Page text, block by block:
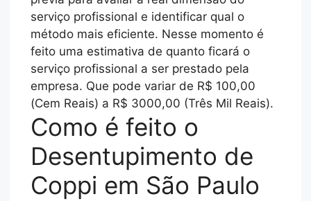
serviço profissional e identificar qual o
método mais eficiente. Nesse momento é
feito uma estimativa de quanto ficará o
serviço profissional a ser prestado pela
empresa. Que pode variar de R$ 100,00
(Cem Reais) a R$ 3000,00 (Três Mil Reais).
Como é feito o
Desentupimento de
Coppi em São Paulo